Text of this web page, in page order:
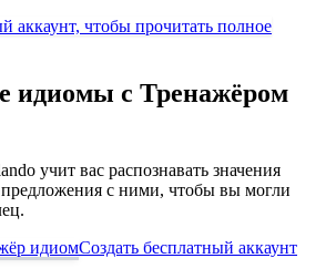
аккаунт, чтобы прочитать полное
идиомы с Тренажёром
учит вас распознавать значения
предложения с ними, чтобы вы могли
идиомСоздать бесплатный аккаунт